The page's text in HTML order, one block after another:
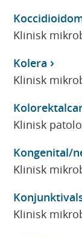
Klinisk
Kolera
Klinisk
Klinisk
Kongenital/
Klinisk
Klinisk